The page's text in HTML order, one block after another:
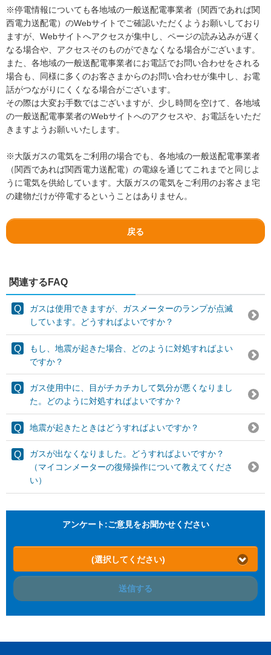
※停電情報についても各地域の一般送配電事業者（関西であれば関
西電力送配電）のWebサイトでご確認いただくようお願いしており
ますが、Webサイトへアクセスが集中し、ページの読み込みが遅く
なる場合や、アクセスそのものができなくなる場合がございます。
また、各地域の一般送配電事業者にお電話でお問い合わせをされる
場合も、同様に多くのお客さまからのお問い合わせが集中し、お電
話がつながりにくくなる場合がございます。
その際は大変お手数ではございますが、少し時間を空けて、各地域
の一般送配電事業者のWebサイトへのアクセスや、お電話をいただ
きますようお願いいたします。
※大阪ガスの電気をご利用の場合でも、各地域の一般送配電事業者
（関西であれば関西電力送配電）の電線を通じてこれまでと同じよ
うに電気を供給しています。大阪ガスの電気をご利用のお客さま宅
の建物だけが停電するということはありません。
戻る
関連するFAQ
ガスは使用できますが、ガスメーターのランプが点滅
しています。どうすればよいですか？
もし、地震が起きた場合、どのように対処すればよい
ですか？
ガス使用中に、目がチカチカして気分が悪くなりまし
た。どのように対処すればよいですか？
地震が起きたときはどうすればよいですか？
ガスが出なくなりました。どうすればよいですか？
（マイコンメーターの復帰操作について教えてくださ
い）
アンケート:ご意見をお聞かせください
(選択してください)
送信する